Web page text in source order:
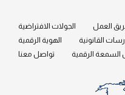
العمل
الجولات الافتراضية
القانونية
الهوية الرقمية
السمعة الرقمية تواصل معنا